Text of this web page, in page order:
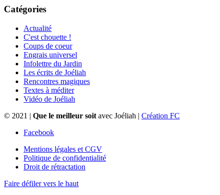
Catégories
Actualité
C'est chouette !
Coups de coeur
Engrais universel
Infolettre du Jardin
Les écrits de Joéliah
Rencontres magiques
Textes à méditer
Vidéo de Joéliah
© 2021 | Que le meilleur soit avec Joéliah | Création FC
Facebook
Mentions légales et CGV
Politique de confidentialité
Droit de rétractation
Faire défiler vers le haut